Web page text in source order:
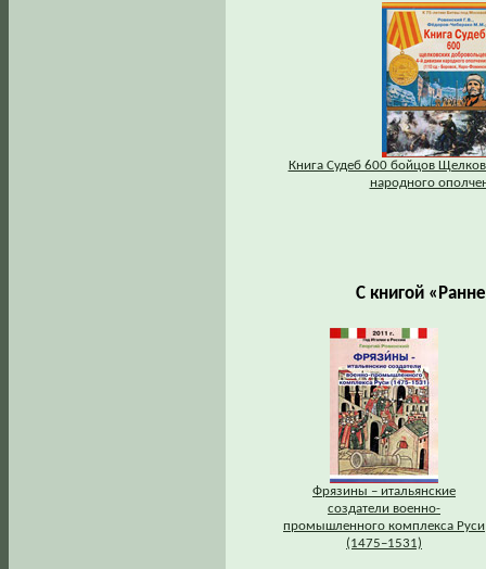
Книга Судеб 600 бойцов
народного
С книгой
Фрязины – итальянские
создатели военно-
промышленного комплекса Руси
(1475–1531)